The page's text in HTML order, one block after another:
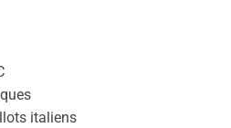
italiens